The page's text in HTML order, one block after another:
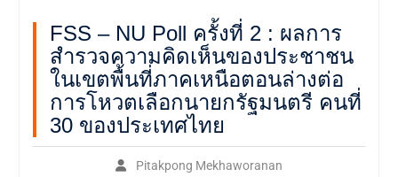
FSS – NU Poll ครั้งที่ 2 : ผลการ
สำรวจความคิดเห็นของประชาชน
ในเขตพื้นที่ภาคเหนือตอนล่างต่อ
การโหวตเลือกนายกรัฐมนตรี คนที่
30 ของประเทศไทย
Pitakpong Mekhaworanan